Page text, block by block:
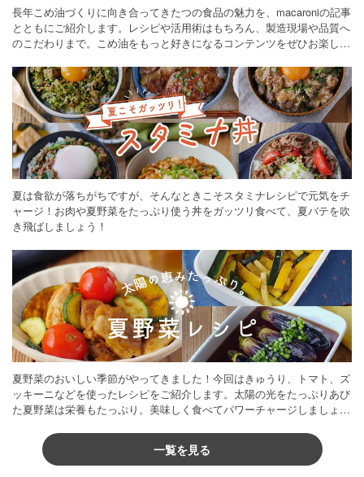
長年こめ油づくりに向き合ってきたつの食品の魅力を、macaroniの記事
とともにご紹介します。レシピや活用術はもちろん、製造現場や品質へ
のこだわりまで。こめ油をもっと好きになるコンテンツをぜひお楽しみ
夏は食欲が落ちがちですが、そんなときこそスタミナレシピで元気をチ
ャージ！お肉や夏野菜をたっぷり使う丼をガッツリ食べて、夏バテを吹
き飛ばしましょう！
夏野菜のおいしい季節がやってきました！今回はきゅうり、トマト、ズ
ッキーニなどを使ったレシピをご紹介します。太陽の光をたっぷりあび
た夏野菜は栄養もたっぷり。美味しく食べてパワーチャージしましょう
一覧を見る